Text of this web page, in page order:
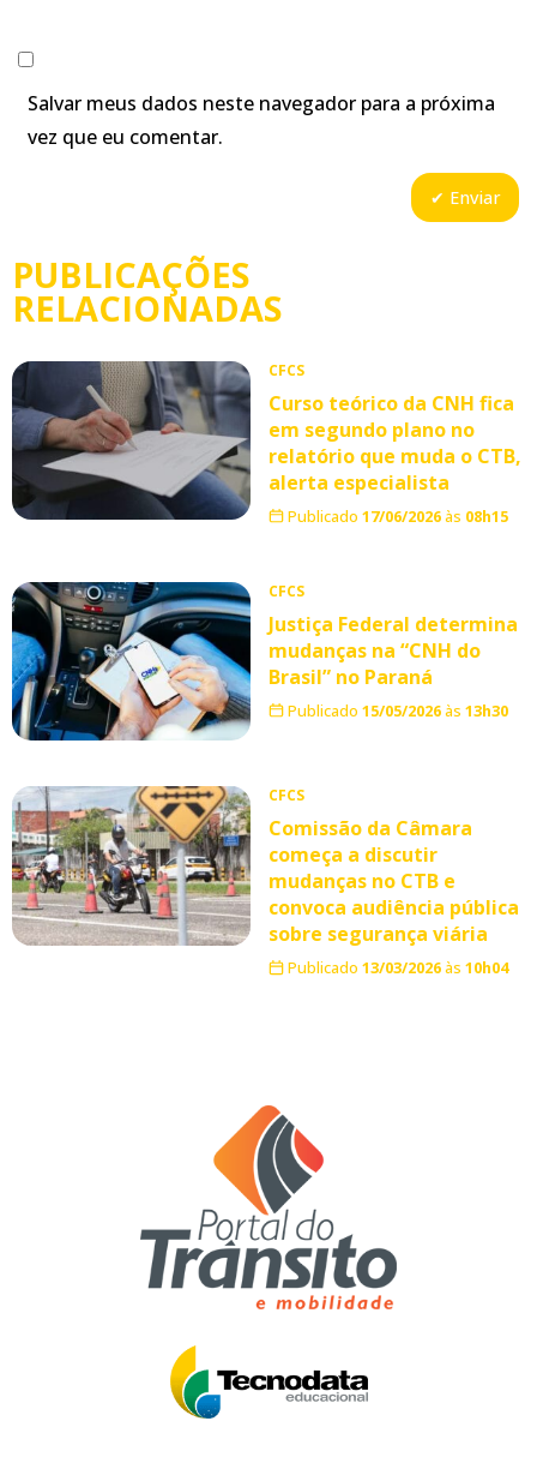
Salvar meus dados neste navegador para a próxima
vez que eu comentar.
PUBLICAÇÕES
RELACIONADAS
CFCS
Curso teórico da CNH fica
em segundo plano no
relatório que muda o CTB,
alerta especialista
Publicado 17/06/2026às 08h15
CFCS
Justiça Federal determina
mudanças na “CNH do
Brasil” no Paraná
Publicado 15/05/2026às 13h30
CFCS
Comissão da Câmara
começa a discutir
mudanças no CTB e
convoca audiência pública
sobre segurança viária
Publicado 13/03/2026às 10h04